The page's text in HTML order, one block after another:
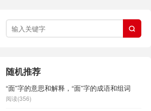

随机推荐
“面”字的意思和解释，“面”字的成语和组词
阅读(356)